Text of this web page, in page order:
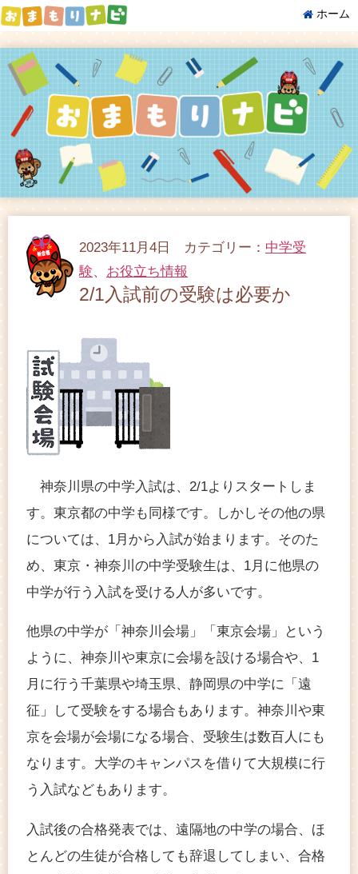
ホーム
2023年11月4日 カテゴリー： 中学受
験、 お役立ち情報
2/1入試前の受験は必要か
神奈川県の中学入試は、2/1よりスタートしま
す。東京都の中学も同様です。しかしその他の県
については、1月から入試が始まります。そのた
め、東京・神奈川の中学受験生は、1月に他県の
中学が行う入試を受ける人が多いです。
他県の中学が「神奈川会場」「東京会場」という
ように、神奈川や東京に会場を設ける場合や、1
月に行う千葉県や埼玉県、静岡県の中学に「遠
征」して受験をする場合もあります。神奈川や東
京を会場が会場になる場合、受験生は数百人にも
なります。大学のキャンパスを借りて大規模に行
う入試などもあります。
入試後の合格発表では、遠隔地の中学の場合、ほ
とんどの生徒が合格しても辞退してしまい、合格